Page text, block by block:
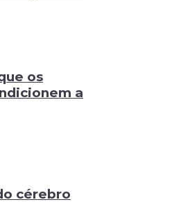
os
a
cérebro